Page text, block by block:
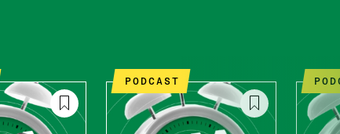
PODCAST